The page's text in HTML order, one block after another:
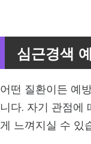
심근경색
어떤 질환이든 예
니다. 자기 관점에
게 느껴지실 수 있